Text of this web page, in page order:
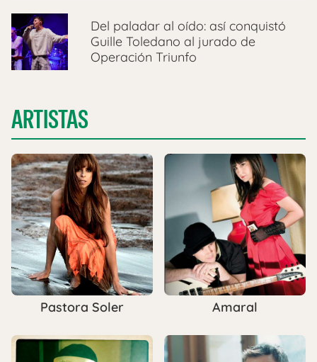
Del paladar al oído: así conquistó
Guille Toledano al jurado de
Operación Triunfo
ARTISTAS
Pastora Soler Amaral